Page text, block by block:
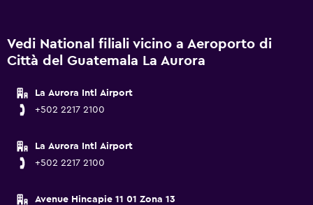
Vedi National filiali vicino a Aeroporto di
Città del Guatemala La Aurora
La Aurora Intl Airport
+502 2217 2100
La Aurora Intl Airport
+502 2217 2100
Avenue Hincapie 11 01 Zona 13